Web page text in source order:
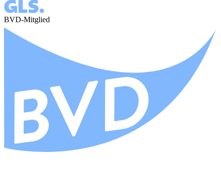
BVD-Mitglied